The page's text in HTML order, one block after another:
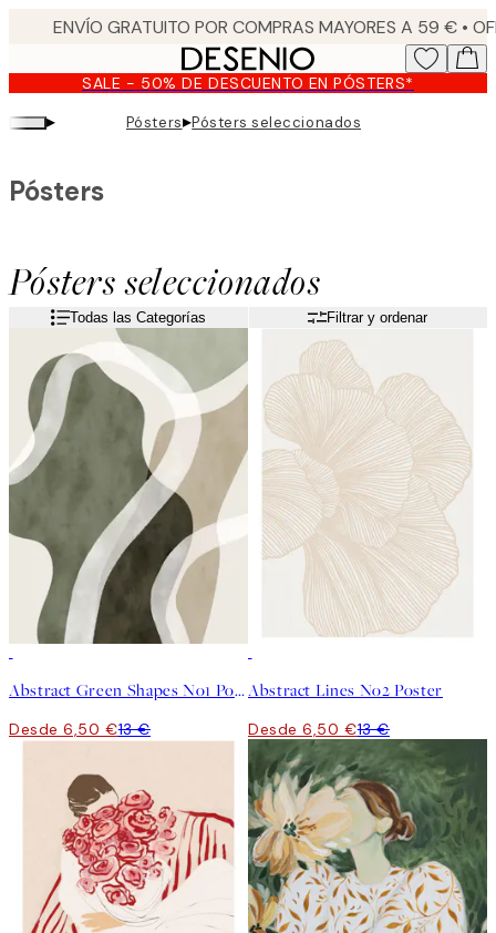
content.SALE - 50% DE DESCUENTO EN PÓSTERS*
▸ Pósters▸Pósters seleccionados
Pósters seleccionados
Pósters
Todas las Categorías Filtrar y ordenar
Abstract Green Shapes No1 Poster
Desde 6,50 €13 €
Abstract Lines No2 Poster
Desde 6,50 €13 €